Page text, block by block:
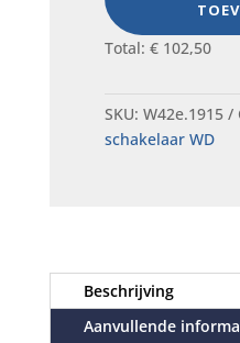
Total: €102,50
SKU: W42e.1915
schakelaar WD
Beschrijving
Aanvullende